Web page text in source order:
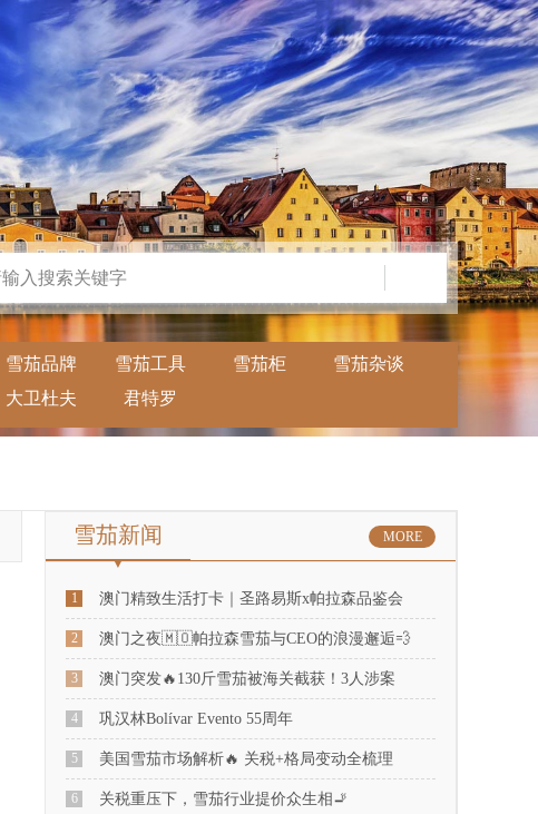
雪茄品牌 雪茄工具 雪茄柜
雪茄杂谈
大卫杜夫 君特罗
雪茄新闻 MORE
1 澳门精致生活打卡｜圣路易斯x帕拉森品鉴会
2 澳门之夜🇲🇴帕拉森雪茄与CEO的浪漫邂逅💨
3 澳门突发🔥130斤雪茄被海关截获！3人涉案
4 巩汉林Bolívar Evento 55周年
5 美国雪茄市场解析🔥 关税+格局变动全梳理
6 关税重压下，雪茄行业提价众生相🚬